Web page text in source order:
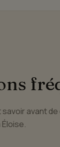
savoir avant